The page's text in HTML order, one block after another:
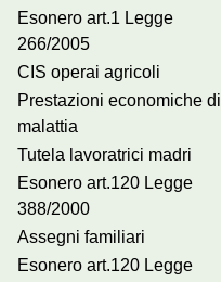
Esonero art.1 Legge
266/2005
CIS operai agricoli
Prestazioni economiche di
malattia
Tutela lavoratrici madri
Esonero art.120 Legge
388/2000
Assegni familiari
Esonero art.120 Legge